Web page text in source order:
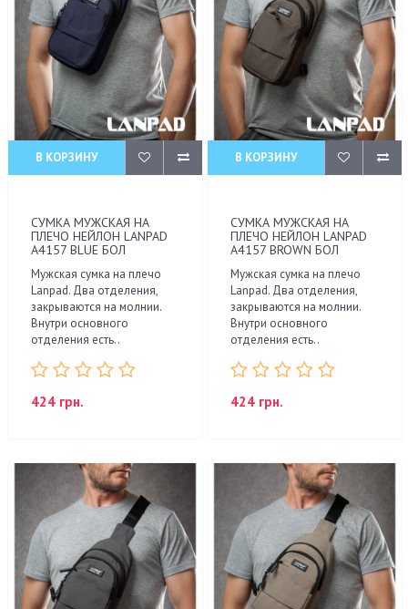
В КОРЗИНУ
СУМКА МУЖСКАЯ НА
ПЛЕЧО НЕЙЛОН LANPAD
A4157 BLUE БОЛ
Мужская сумка на плечо
Lanpad. Два отделения,
закрываются на молнии.
Внутри основного
отделения есть..
424 грн.
В КОРЗИНУ
СУМКА МУЖСКАЯ НА
ПЛЕЧО НЕЙЛОН LANPAD
A4157 BROWN БОЛ
Мужская сумка на плечо
Lanpad. Два отделения,
закрываются на молнии.
Внутри основного
отделения есть..
424 грн.